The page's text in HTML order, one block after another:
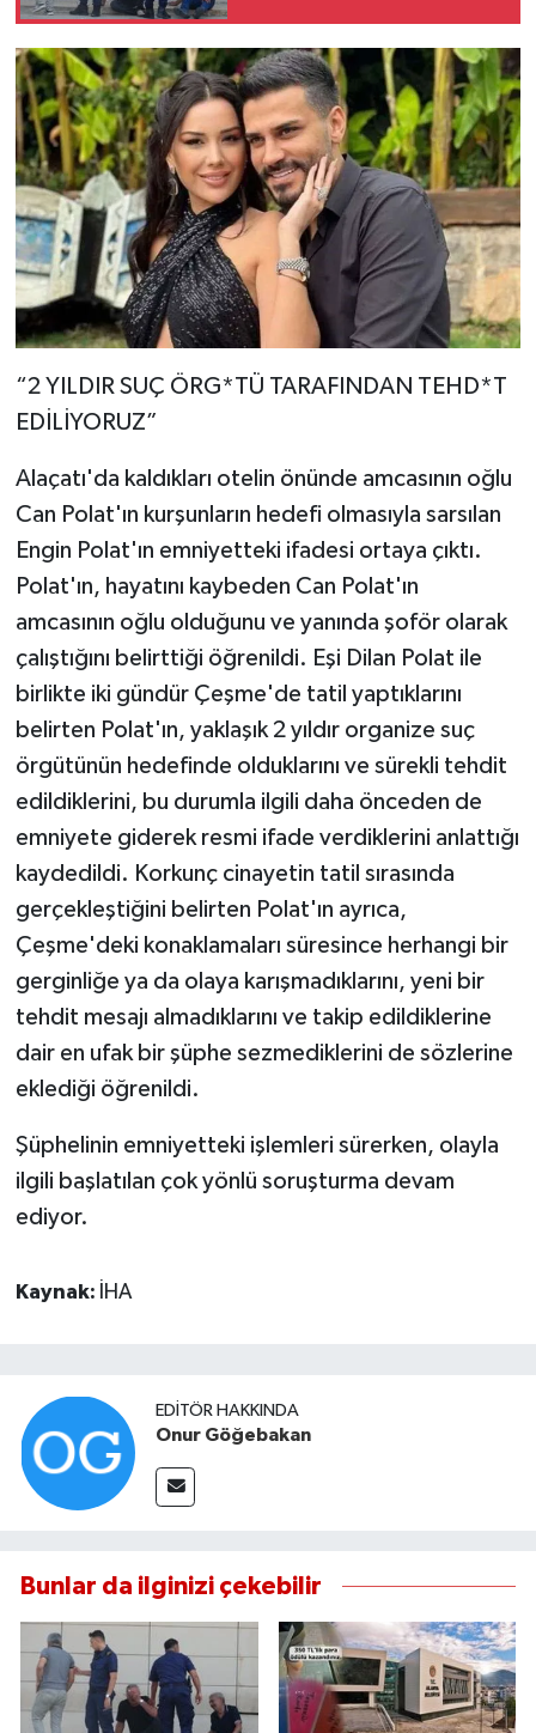
“2 YILDIR SUÇ ÖRG*TÜ TARAFINDAN TEHD*T
EDİLİYORUZ”
Alaçatı'da kaldıkları otelin önünde amcasının oğlu
Can Polat'ın kurşunların hedefi olmasıyla sarsılan
Engin Polat'ın emniyetteki ifadesi ortaya çıktı.
Polat'ın, hayatını kaybeden Can Polat'ın
amcasının oğlu olduğunu ve yanında şoför olarak
çalıştığını belirttiği öğrenildi. Eşi Dilan Polat ile
birlikte iki gündür Çeşme'de tatil yaptıklarını
belirten Polat'ın, yaklaşık 2 yıldır organize suç
örgütünün hedefinde olduklarını ve sürekli tehdit
edildiklerini, bu durumla ilgili daha önceden de
emniyete giderek resmi ifade verdiklerini anlattığı
kaydedildi. Korkunç cinayetin tatil sırasında
gerçekleştiğini belirten Polat'ın ayrıca,
Çeşme'deki konaklamaları süresince herhangi bir
gerginliğe ya da olaya karışmadıklarını, yeni bir
tehdit mesajı almadıklarını ve takip edildiklerine
dair en ufak bir şüphe sezmediklerini de sözlerine
eklediği öğrenildi.
Şüphelinin emniyetteki işlemleri sürerken, olayla
ilgili başlatılan çok yönlü soruşturma devam
ediyor.
Kaynak: İHA
EDITÖR HAKKINDA
Onur Göğebakan
Bunlar da ilginizi çekebilir